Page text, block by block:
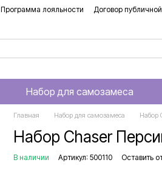
Программа лояльности Договор
Набор для самозамеса
Главная Набор для самозамеса Набор
Набор Chaser
В наличии Артикул: 500110 Оставить